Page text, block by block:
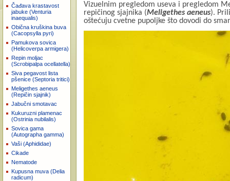
Čađava krastavost
jabuke (Venturia
inaequalis)
Obična kruškina buva
(Cacopsylla pyri)
Pamukova sovica
(Helicoverpa armigera)
Repin moljac
(Scrobipalpa ocellatella)
Siva pegavost lista
pšenice (Septoria tritici)
Meligethes aeneus
(Repičin sjajnik)
Jabučni smotavac
Kukuruzni plamenac
(Ostrinia nubilalis)
Sovica gama
(Autographa gamma)
Vaši (Aphididae)
Cikade
Nematode
Kupusna muva (Delia
radicum)
Vizuelnim pregledom useva i pregledom
repičinog sjajnika (Meligethes aeneus).
oštećuju cvetne pupoljke što dovodi do